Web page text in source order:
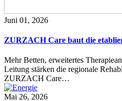
Juni 01, 2026
ZURZACH Care baut die
Mehr Betten, erweitertes
Leitung stärken die regionale
ZURZACH Care…
Mai 26, 2026